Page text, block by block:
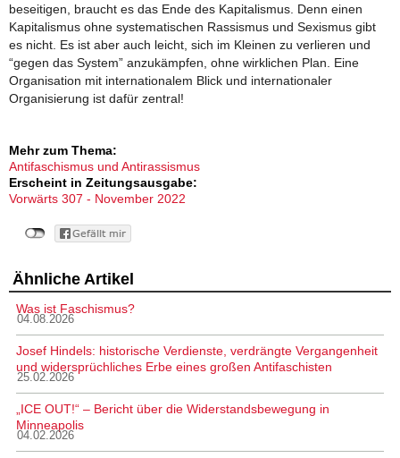
beseitigen, braucht es das Ende des Kapitalismus. Denn einen
Kapitalismus ohne systematischen Rassismus und Sexismus gibt
es nicht. Es ist aber auch leicht, sich im Kleinen zu verlieren und
“gegen das System” anzukämpfen, ohne wirklichen Plan. Eine
Organisation mit internationalem Blick und internationaler
Organisierung ist dafür zentral!
Mehr zum Thema:
Antifaschismus und Antirassismus
Erscheint in Zeitungsausgabe:
Vorwärts 307 - November 2022
Ähnliche Artikel
Was ist Faschismus?
04.08.2026
Josef Hindels: historische Verdienste, verdrängte Vergangenheit
und widersprüchliches Erbe eines großen Antifaschisten
25.02.2026
„ICE OUT!“ – Bericht über die Widerstandsbewegung in
Minneapolis
04.02.2026